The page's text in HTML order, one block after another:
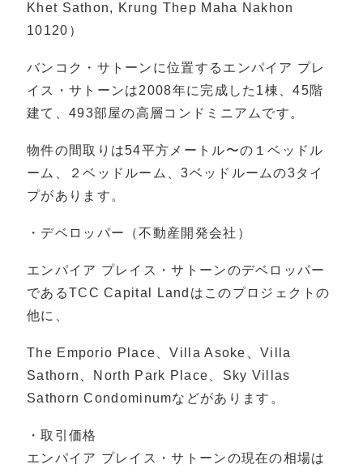
Khet Sathon, Krung Thep Maha Nakhon
10120）
バンコク・サトーンに位置するエンパイア プレ
イス・サトーンは2008年に完成した1棟、45階
建て、493部屋の高層コンドミニアムです。
物件の間取りは54平方メートル〜の１ベッドル
ーム、２ベッドルーム、3ベッドルームの3タイ
プがあります。
・デベロッパー（不動産開発会社）
エンパイア プレイス・サトーンのデベロッパー
であるTCC Capital Landはこのプロジェクトの
他に、
The Emporio Place、Villa Asoke、Villa
Sathorn、North Park Place、Sky Villas
Sathorn Condominumなどがあります。
・取引価格
エンパイア プレイス・サトーンの現在の相場は